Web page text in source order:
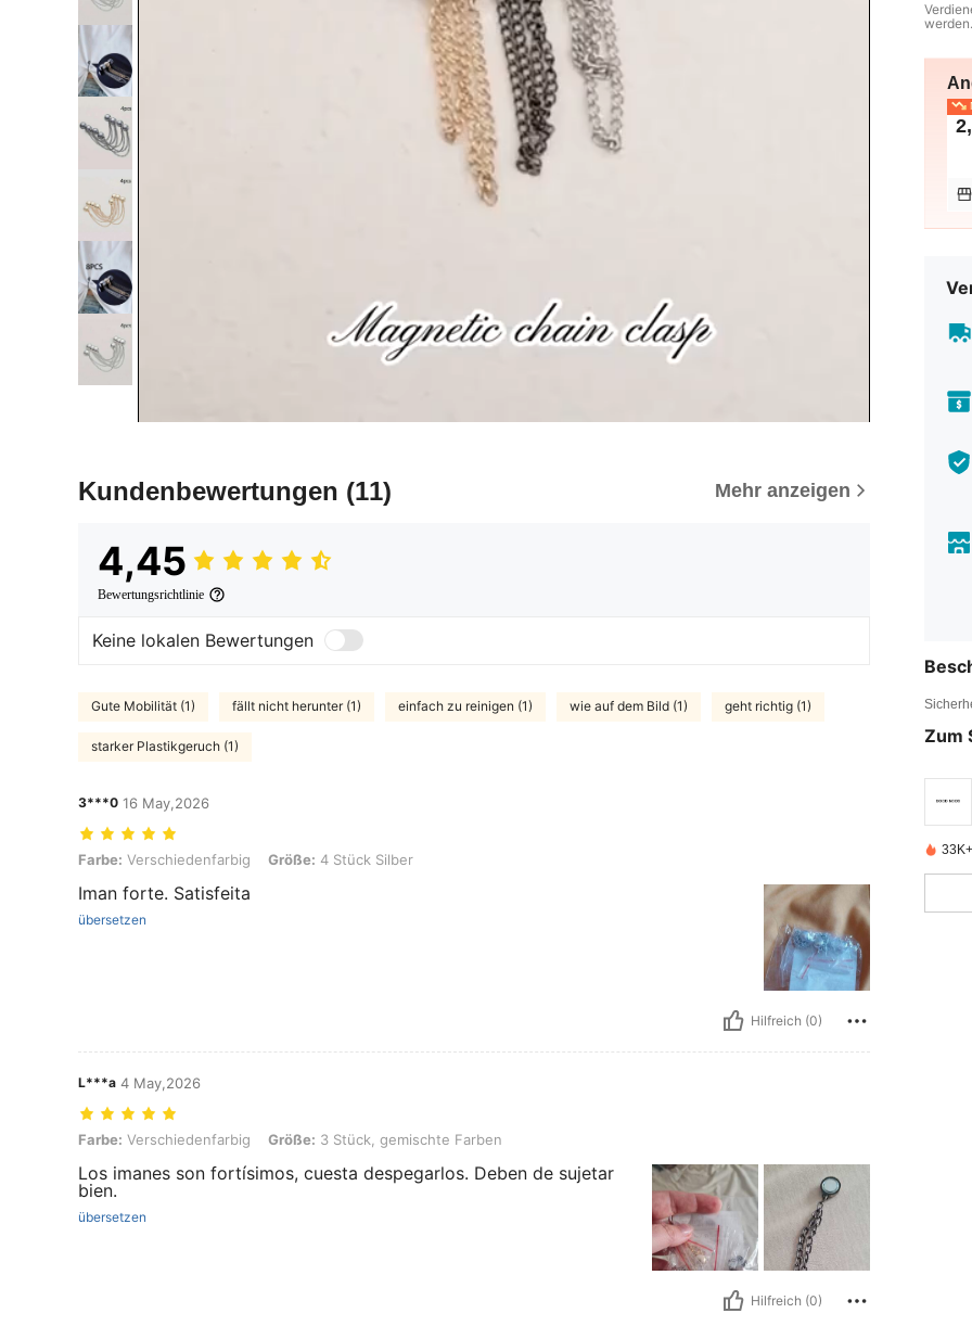
Kundenbewertungen (11) Mehr anzeigen
4,45
Bewertungsrichtlinie
Keine lokalen Bewertungen
Gute Mobilität (1) fällt nicht herunter (1) einfach zu reinigen (1) wie auf dem Bild (1) geht richtig (1)
starker Plastikgeruch (1)
3***0 16 May,2026
Farbe: Verschiedenfarbig, Größe: 4 Stück Silber
Farbe: Verschiedenfarbig Größe: 4 Stück Silber
Iman forte. Satisfeita
übersetzen
Hilfreich (0)
L***a 4 May,2026
Farbe: Verschiedenfarbig, Größe: 3 Stück, gemischte Farben
Farbe: Verschiedenfarbig Größe: 3 Stück, gemischte Farben
Los imanes son fortísimos, cuesta despegarlos. Deben de sujetar
bien.
übersetzen
Hilfreich (0)
werden.
Zum